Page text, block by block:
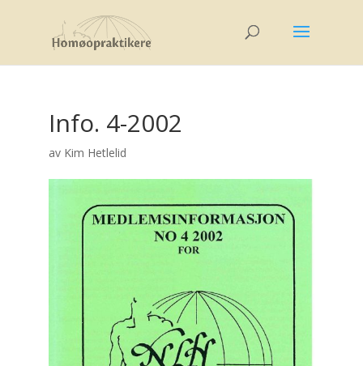
Info. 4-2002
av Kim Hetlelid